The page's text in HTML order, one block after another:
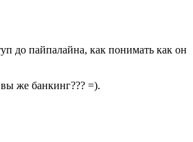
до пайпалайна, как понимать как он
же банкинг??? =).